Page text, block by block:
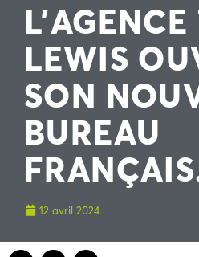
LEWIS
SON
BUREAU
12 avril 2024